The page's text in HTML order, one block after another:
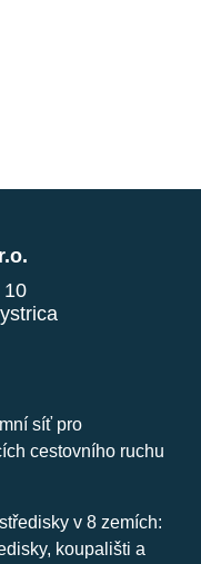
10
síť pro
cestovního ruchu
v 8 zemích:
koupališti a